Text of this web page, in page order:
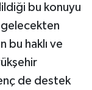
bu konuyu
gelecekten
bu haklı ve
de destek